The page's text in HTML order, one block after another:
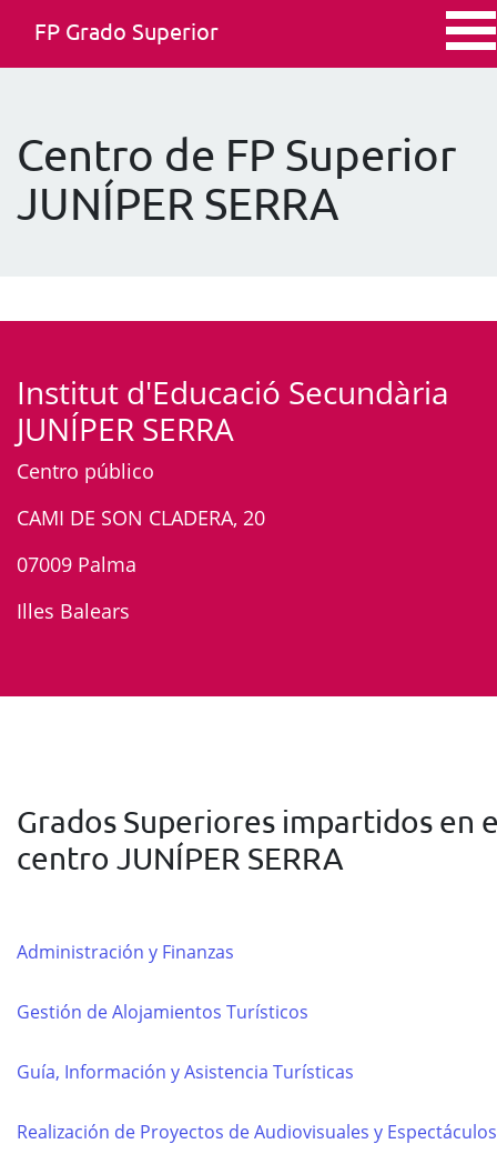
FP Grado Superior
Centro de FP Superior
JUNÍPER SERRA
Institut d'Educació Secundària
JUNÍPER SERRA
Centro público
CAMI DE SON CLADERA, 20
07009 Palma
Illes Balears
Grados Superiores impartidos en
centro JUNÍPER SERRA
Administración y Finanzas
Gestión de Alojamientos Turísticos
Guía, Información y Asistencia Turísticas
Realización de Proyectos de Audiovisuales y Espectáculos